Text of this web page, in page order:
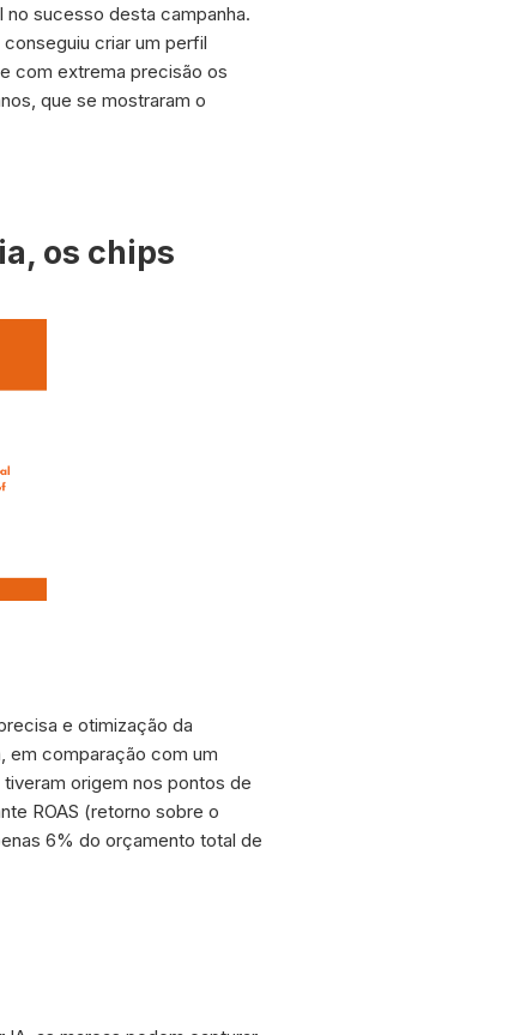
sucesso desta campanha.
criar um perfil
com extrema precisão os
que se mostraram o
os chips
e otimização da
em comparação com um
origem nos pontos de
ROAS (retorno sobre o
6% do orçamento total de